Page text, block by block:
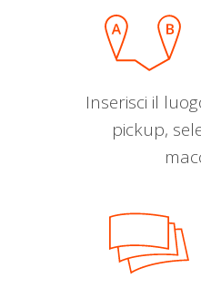
Inserisci il
pickup,